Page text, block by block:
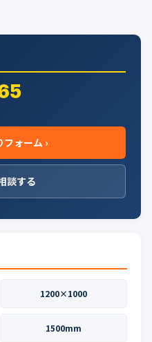
ォーム ›
談する
1200×1000
1500mm